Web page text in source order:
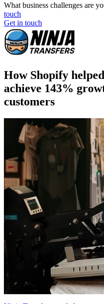
What business challenges are
touch
Get in touch
How Shopify
achieve 143%
customers